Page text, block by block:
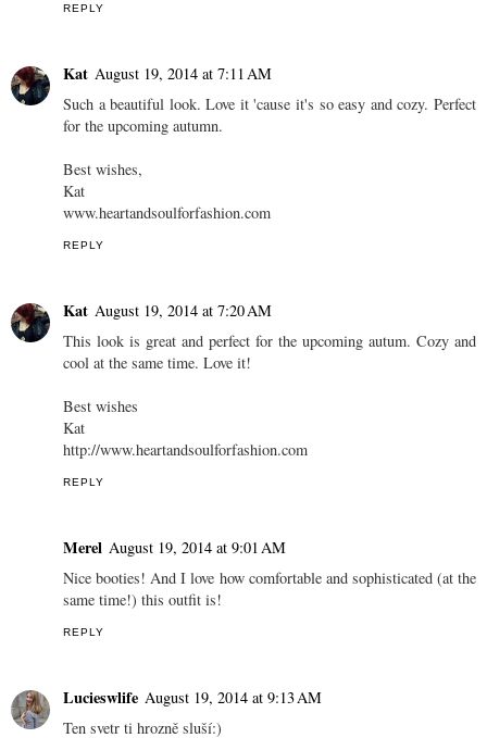
REPLY
Kat August 19, 2014 at 7:11 AM
Such a beautiful look. Love it 'cause it's so easy and cozy. Perfect
for the upcoming autumn.
Best wishes,
Kat
www.heartandsoulforfashion.com
REPLY
Kat August 19, 2014 at 7:20 AM
This look is great and perfect for the upcoming autum. Cozy and
cool at the same time. Love it!
Best wishes
Kat
http://www.heartandsoulforfashion.com
REPLY
Merel August 19, 2014 at 9:01 AM
Nice booties! And I love how comfortable and sophisticated (at the
same time!) this outfit is!
REPLY
Lucieswlife August 19, 2014 at 9:13 AM
Ten svetr ti hrozně sluší:)